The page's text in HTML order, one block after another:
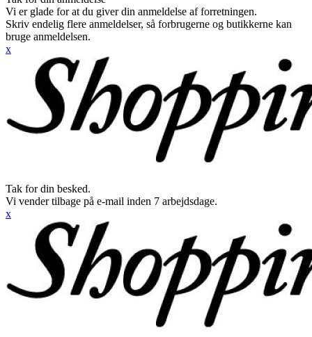
Vi er glade for at du giver din anmeldelse af forretningen.
Skriv endelig flere anmeldelser, så forbrugerne og butikkerne kan
bruge anmeldelsen.
x
Tak for din besked.
Vi vender tilbage på e-mail inden 7 arbejdsdage.
x